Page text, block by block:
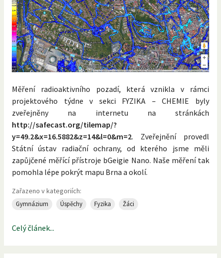
Měření radioaktivního pozadí, která vznikla v rámci
projektového týdne v sekci FYZIKA – CHEMIE byly
zveřejněny na internetu na stránkách
http://safecast.org/tilemap/?
y=49.2&x=16.5882&z=14&l=0&m=2. Zveřejnění provedl
Státní ústav radiační ochrany, od kterého jsme měli
zapůjčené měřící přístroje bGeigie Nano. Naše měření tak
pomohla lépe pokrýt mapu Brna a okolí.
Zařazeno v kategoriích:
Gymnázium Úspěchy Fyzika Žáci
Celý článek...